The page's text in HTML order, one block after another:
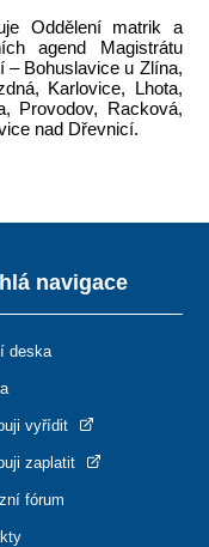
Oddělení matrik a
agend Magistrátu
– Bohuslavice u Zlína,
Karlovice, Lhota,
Provodov, Racková,
nad Dřevnicí.
navigace
deska
vyřídit
zaplatit
fórum